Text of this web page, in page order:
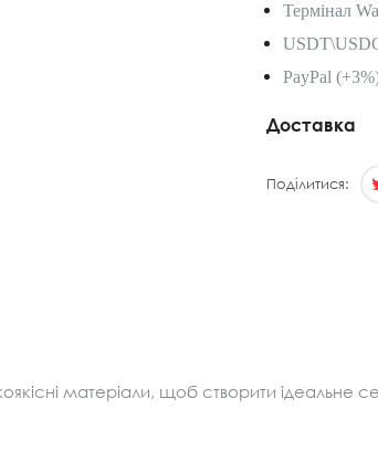
Термінал
PayPal
Доставка
Поділитися:
матеріали, щоб створити ідеальне